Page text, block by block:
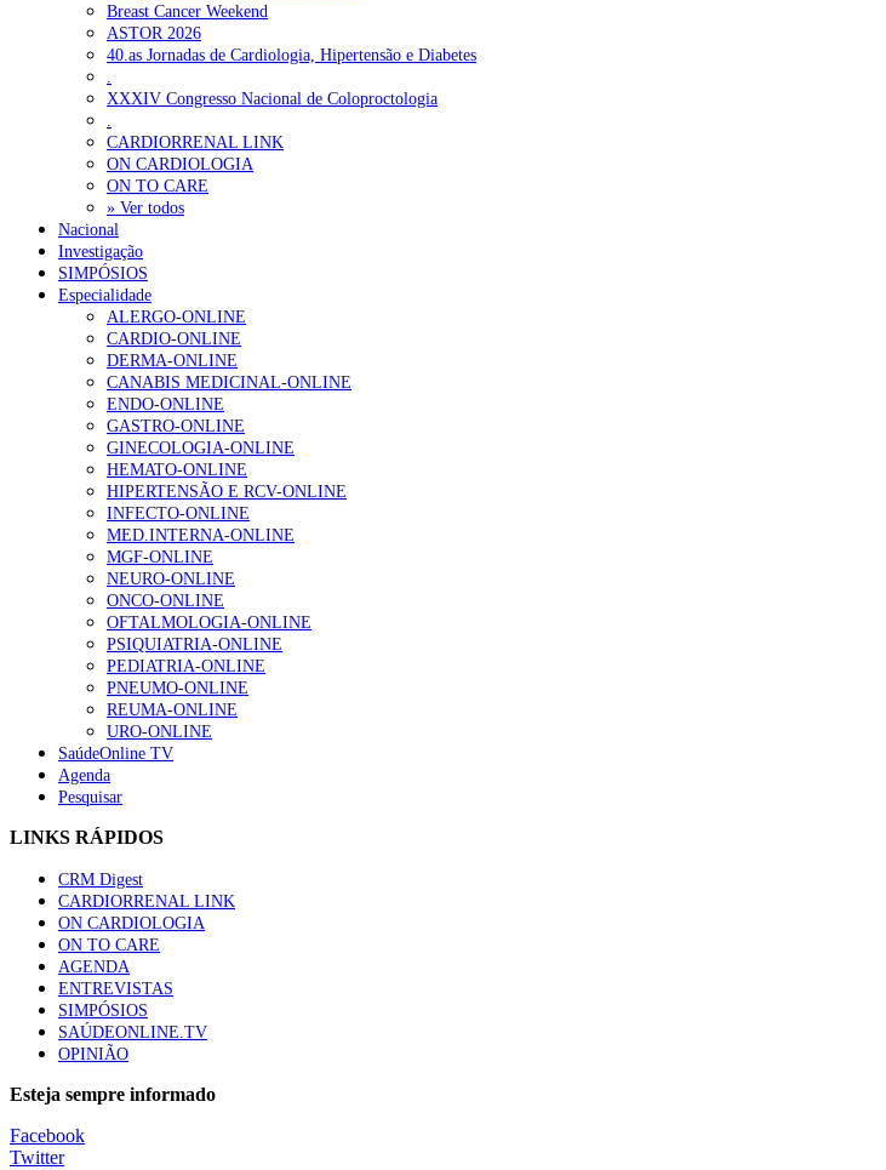
Enfermeiros exigem esclarecimentos sobre eventual gestão privada da ULS do Algarve
Ordem dos Médicos alerta para riscos no novo sistema de acesso a consultas e cirurgias
Portugal está a formar os médicos de que precisa?
MAIS LIDAS
Enfermagem Forense. “Da urgência ao tribunal, cada gesto conta e cada profissional faz a diferença”
202 visualizações
Alguns milhares de utentes podem ficar sem médico de família com nova regras do registo, alerta
155 visualizações
1.º Episódio do Podcast “Frequência Cardio – Sintoniza-te na Insuficiência Cardíaca” da Bayer
99 visualizações
“Os programas de rastreio do cancro do pulmão são custo-efetivos e representam um investimento
88 visualizações
Quase quatro em cada dez doentes com enfarte apresentavam níveis elevados de Lp(a), revela estudo
86 visualizações
Trodelvy aprovado para primeira linha no cancro da mama triplo negativo metastático em doentes não
61 visualizações
MAIS NOTÍCIAS
115 anos da Bayer em Portugal. Investigação e Inovação na área cardiovascular
Breast Cancer Weekend
ASTOR 2026
40.as Jornadas de Cardiologia, Hipertensão e Diabetes
.
XXXIV Congresso Nacional de Coloproctologia
.
CARDIORRENAL LINK
ON CARDIOLOGIA
ON TO CARE
» Ver todos
Nacional
Investigação
SIMPÓSIOS
Especialidade
ALERGO-ONLINE
CARDIO-ONLINE
DERMA-ONLINE
CANABIS MEDICINAL-ONLINE
ENDO-ONLINE
GASTRO-ONLINE
GINECOLOGIA-ONLINE
HEMATO-ONLINE
HIPERTENSÃO E RCV-ONLINE
INFECTO-ONLINE
MED.INTERNA-ONLINE
MGF-ONLINE
NEURO-ONLINE
ONCO-ONLINE
OFTALMOLOGIA-ONLINE
PSIQUIATRIA-ONLINE
PEDIATRIA-ONLINE
PNEUMO-ONLINE
REUMA-ONLINE
URO-ONLINE
SaúdeOnline TV
Agenda
Pesquisar
LINKS RÁPIDOS
CRM Digest
CARDIORRENAL LINK
ON CARDIOLOGIA
ON TO CARE
AGENDA
ENTREVISTAS
SIMPÓSIOS
SAÚDEONLINE.TV
OPINIÃO
Esteja sempre informado
Facebook
Twitter